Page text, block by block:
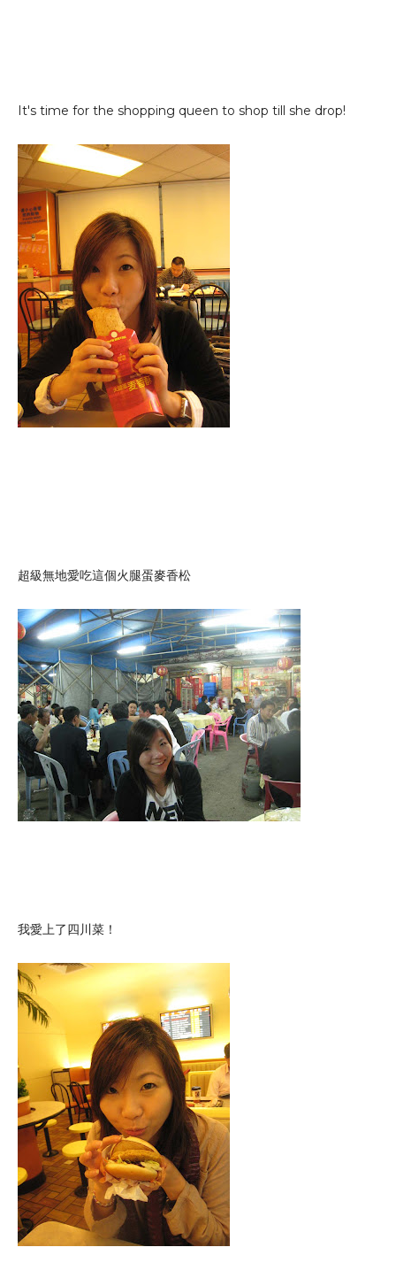
It's time for the shopping queen to shop till she drop!
超級無地愛吃這個火腿蛋麥香松
我愛上了四川菜！